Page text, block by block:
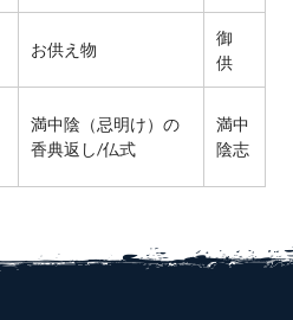
お供え物
御
供
満中陰（忌明け）の
香典返し/仏式
満中
陰志